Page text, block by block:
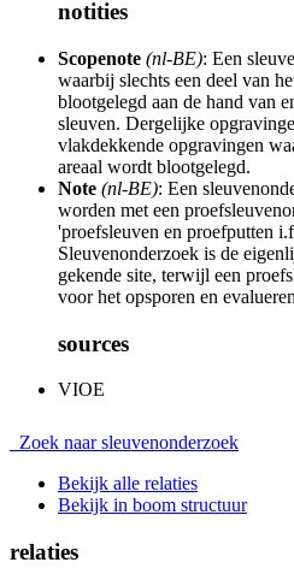
notities
Scopenote (nl-BE): Een
waarbij slechts een deel van
blootgelegd aan de hand van
sleuven. Dergelijke
vlakdekkende opgravingen
areaal wordt blootgelegd.
Note (nl-BE): Een
worden met een
'proefsleuven en proefputten
Sleuvenonderzoek is de
gekende site, terwijl een
voor het opsporen en
sources
VIOE
Zoek naar sleuvenonderzoek
Bekijk alle relaties
Bekijk in boom structuur
relaties